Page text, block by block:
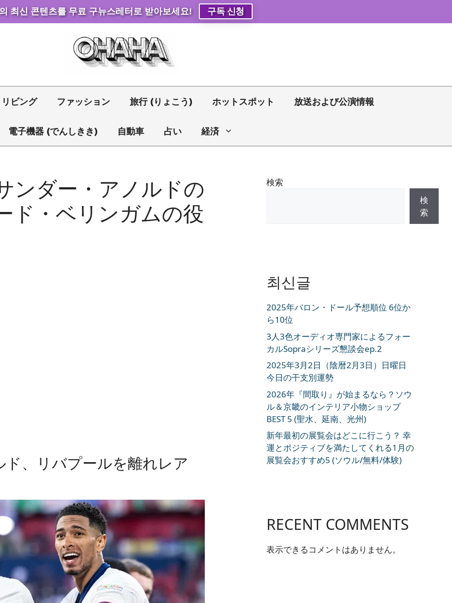
최신 콘텐츠를 무료 구뉴스레터로 받아보세요! 구독 신청
リビング ファッション 旅行 (りょこう) ホットスポット 放送および公演情報
電子機器 (でんしきき) 自動車 占い 経済
ンダー・アノルドの
ド・ベリンガムの役
、リバプールを離れレア
検索
検
索
최신글
2025年バロン・ドール予想順位 6位か
ら10位
3人3色オーディオ専門家によるフォー
カルSopraシリーズ懇談会ep.2
2025年3月2日（陰暦2月3日）日曜日
今日の干支別運勢
2026年『間取り』が始まるなら？ソウ
ル＆京畿のインテリア小物ショップ
BEST 5 (聖水、延南、光州)
新年最初の展覧会はどこに行こう？ 幸
運とポジティブを満たしてくれる1月の
展覧会おすすめ5 (ソウル/無料/体験)
RECENT COMMENTS
表示できるコメントはありません。